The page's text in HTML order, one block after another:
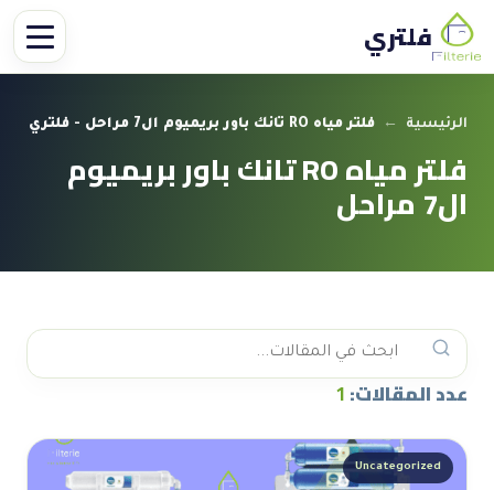
فلتري
الرئيسية ← فلتر مياه RO تانك باور بريميوم ال7 مراحل - فلتري
فلتر مياه RO تانك باور بريميوم
ال7 مراحل
عدد المقالات:1
Uncategorized